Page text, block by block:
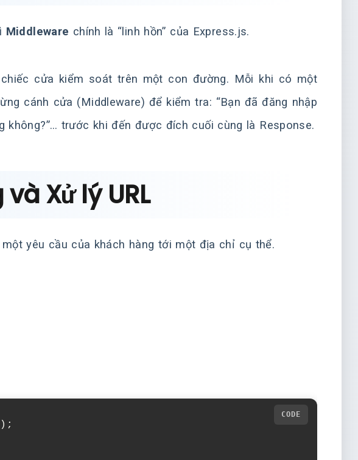
Middleware chính là “linh hồn” của Express.js.
cửa kiểm soát trên một con đường. Mỗi khi có một
cánh cửa (Middleware) để kiểm tra: “Bạn đã đăng nhập
không?”… trước khi đến được đích cuối cùng là Response.
Xử lý URL
yêu cầu của khách hàng tới một địa chỉ cụ thể.
);